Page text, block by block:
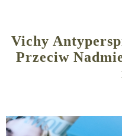
Vichy
Przeciw